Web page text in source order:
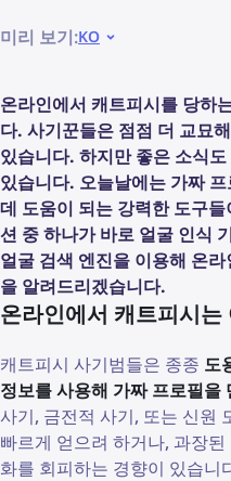
미리 보기:KO
온라인에서 캐트피시를 당하
다. 사기꾼들은 점점 더 교묘
있습니다. 하지만 좋은 소식
있습니다. 오늘날에는 가짜
데 도움이 되는 강력한 도구
션 중 하나가 바로 얼굴 인식
얼굴 검색 엔진을 이용해 온
을 알려드리겠습니다.
온라인에서 캐트피시는
캐트피시 사기범들은 종종 도
정보를 사용해 가짜 프로필을
사기, 금전적 사기, 또는 신원
빠르게 얻으려 하거나, 과장
화를 회피하는 경향이 있습니